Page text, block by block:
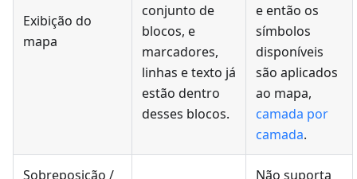
Exibição do
mapa
conjunto de
blocos, e
marcadores,
linhas e texto já
estão dentro
desses blocos.
e então os
símbolos
disponíveis
são aplicados
ao mapa,
camada por
camada.
Sobreposição / Não suporta